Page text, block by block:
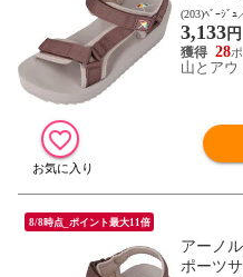
ューズ
ャー 通
ットウ
(203)ﾍﾞｰｼﾞｭ
3,133円
28
山とアウ
8/8時点_ポイント最大11倍
アーノ
ポーツ